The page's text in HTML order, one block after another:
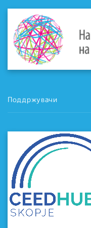
Поддржувачи